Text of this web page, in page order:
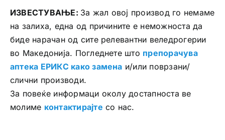
ИЗВЕСТУВАЊЕ: За жал овој производ го немаме
на залиха, една од причините е неможноста да
биде нарачан од сите релевантни веледрогерии
во Македонија. Погледнете што препорачува
аптека ЕРИКС како замена и/или поврзани/
слични производи.
За повеќе информаци околу достапноста ве
молиме контактирајте со нас.